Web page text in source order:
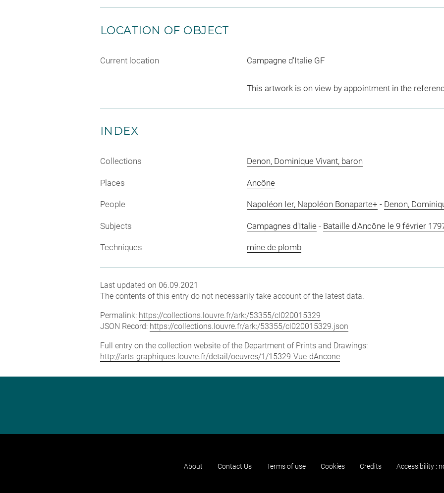
LOCATION OF OBJECT
Current location Campagne d'Italie GF
This artwork is on view by appointment in the
INDEX
Collections Denon, Dominique Vivant, baron
Places Ancône
People Napoléon Ier, Napoléon Bonaparte+ - Denon,
Subjects Campagnes d'Italie- Bataille d'Ancône le 9 février
Techniques mine de plomb
Last updated on 06.09.2021
The contents of this entry do not necessarily take account of the latest data.
Permalink: https://collections.louvre.fr/ark:/53355/cl020015329
JSON Record: https://collections.louvre.fr/ark:/53355/cl020015329.json
Full entry on the collection website of the Department of Prints and Drawings:
http://arts-graphiques.louvre.fr/detail/oeuvres/1/15329-Vue-dAncone
About Contact Us Terms of use Cookies Credits Accessibility :